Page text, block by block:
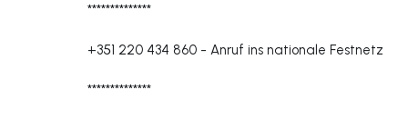
**************
+351 220 434 860 - Anruf ins nationale Festnetz
**************